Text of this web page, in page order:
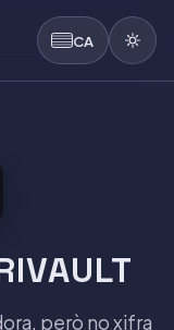
CA
però no xifra